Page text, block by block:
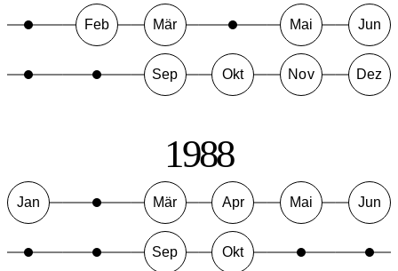
Feb Mär Mai Jun
Sep Okt Nov Dez
1988
Jan Mär Apr Mai Jun
Sep Okt